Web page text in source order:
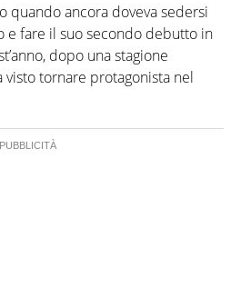
quando ancora doveva sedersi
e fare il suo secondo debutto in
dopo una stagione
tornare protagonista nel